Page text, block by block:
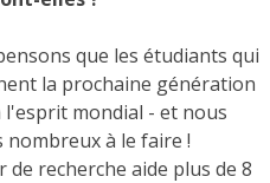
que les étudiants qui
la prochaine génération
mondial - et nous
à le faire !
recherche aide plus de 8